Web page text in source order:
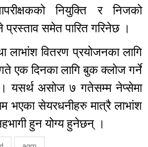
नियुक्ति र निजको
प्रस्ताव समेत पारित गरिनेछ ।
लाभांश वितरण प्रयोजनका लागि
एक दिनका लागि बुक क्लोज गर्ने
यसर्थ असोज ७ गतेसम्म नेप्सेमा
भएका सेयरधनीहरु मात्रै लाभांश
हुन योग्य हुनेछन् ।